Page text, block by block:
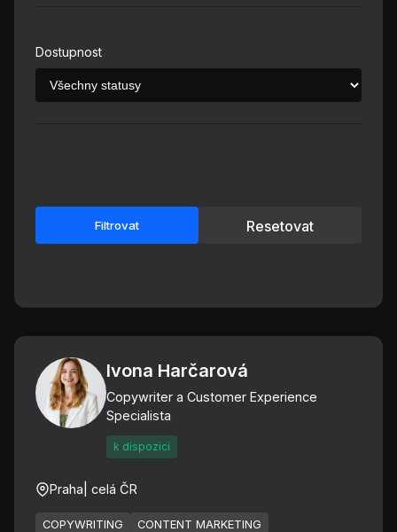
Dostupnost
Filtrovat Resetovat
Ivona Harčarová
Copywriter a Customer Experience
Specialista
k dispozici
Praha | celá ČR
COPYWRITING
CONTENT MARKETING